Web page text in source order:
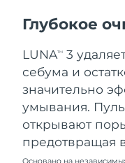
Глубокое
LUNATM
3
себума и
значительно
умывания.
открывают
предотвращая
Норвегия
Оман
Филиппины
Польша